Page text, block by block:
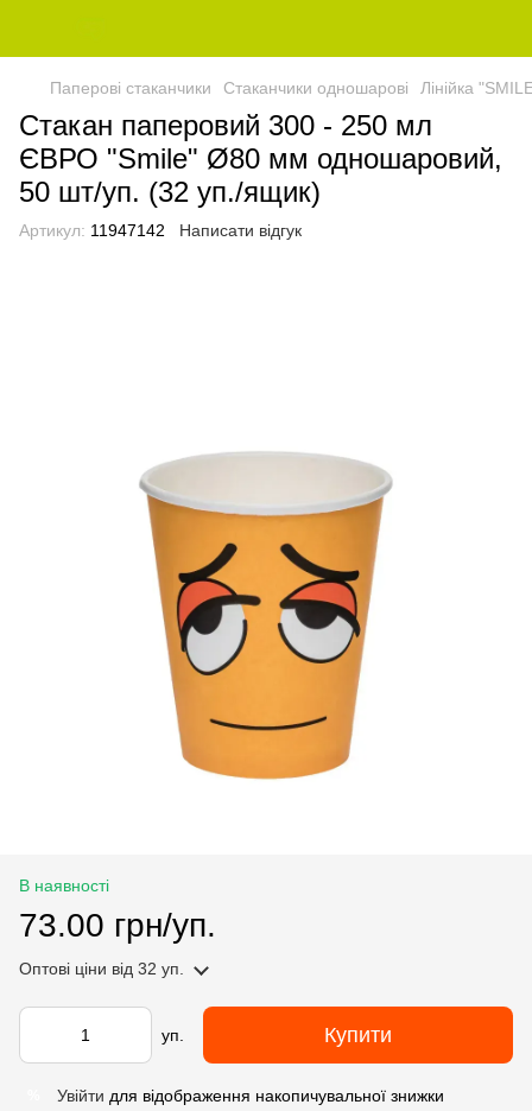
Паперові стаканчики Стаканчики одношарові Лінійка
Стакан паперовий 300 - 250 мл
ЄВРО "Smile" Ø80 мм одношаровий,
50 шт/уп. (32 уп./ящик)
Артикул: 11947142 Написати відгук
В наявності
73.00 грн/уп.
Оптові ціни від 32 уп.
уп. Купити
Увійти для відображення накопичувальної знижки